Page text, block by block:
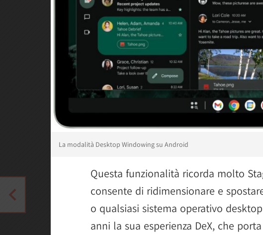
La modalità Desktop Windowing su Android
Questa funzionalità ricorda molto
consente di ridimensionare e
o qualsiasi sistema operativo
anni la sua esperienza DeX, che